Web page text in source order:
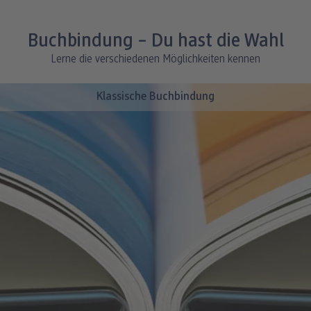
Silber
Silber
Buchbindung – Du hast die Wahl
Lerne die verschiedenen Möglichkeiten kennen